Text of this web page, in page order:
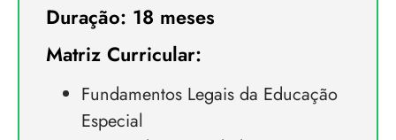
Duração: 18 meses
Matriz Curricular:
Fundamentos Legais da Educação
Especial